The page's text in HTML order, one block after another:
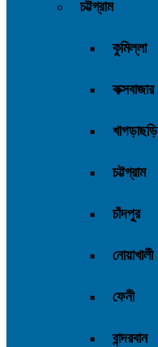
চট্টগ্রাম
কুমিল্লা
কক্সবাজার
খাগড়াছড়ি
চট্টগ্রাম
চাঁদপুর
নোয়াখালী
ফেনী
বান্দরবান